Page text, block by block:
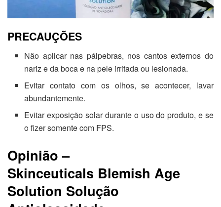
PRECAUÇÕES
Não aplicar nas pálpebras, nos cantos externos do
nariz e da boca e na pele irritada ou lesionada.
Evitar contato com os olhos, se acontecer, lavar
abundantemente.
Evitar exposição solar durante o uso do produto, e se
o fizer somente com FPS.
Opinião –
Skinceuticals Blemish Age
Solution Solução